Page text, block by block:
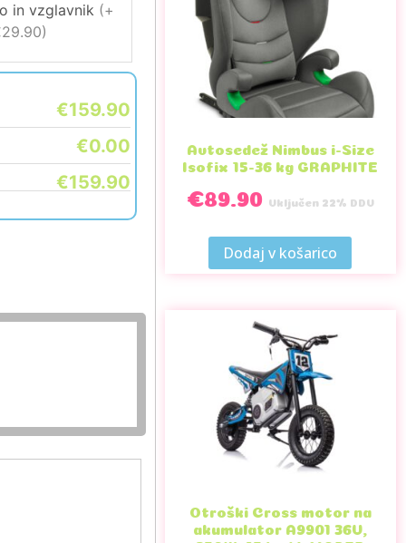
in vzglavnik (+
)
€159.90
€0.00
€159.90
Avtosedež Nimbus i-Size
Isofix 15-36 kg GRAPHITE
€89.90 Vključen 22% DDV
Dodaj v košarico
Otroški Cross motor na
akumulator A9901 36V,